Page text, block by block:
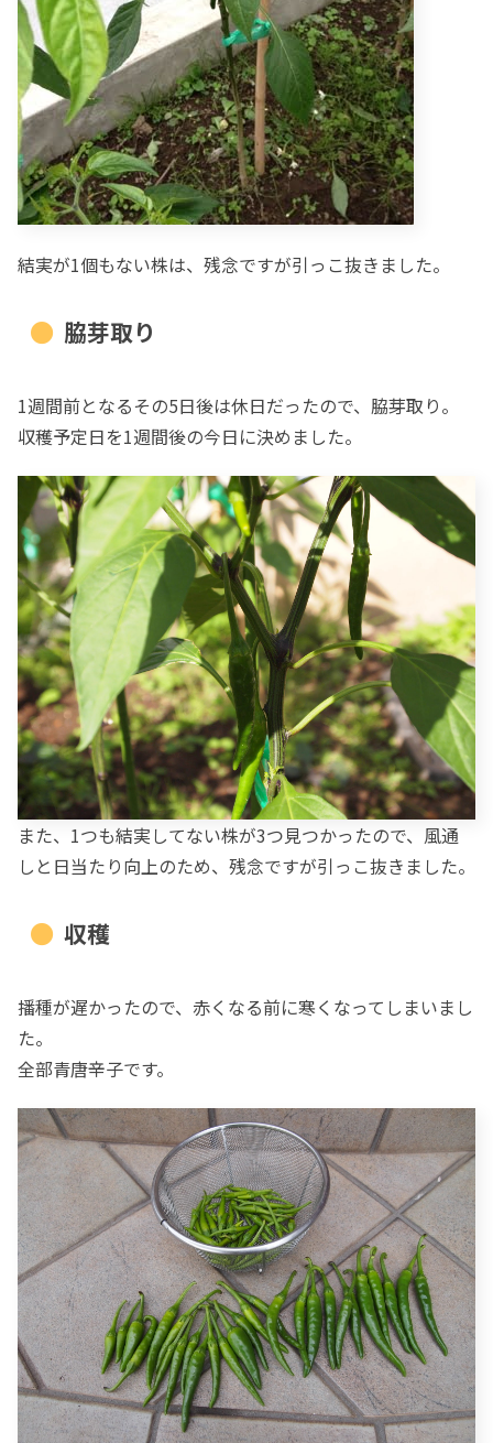
結実が1個もない株は、残念ですが引っこ抜きました。
脇芽取り
1週間前となるその5日後は休日だったので、脇芽取り。
収穫予定日を1週間後の今日に決めました。
また、1つも結実してない株が3つ見つかったので、風通
しと日当たり向上のため、残念ですが引っこ抜きました。
収穫
播種が遅かったので、赤くなる前に寒くなってしまいまし
た。
全部青唐辛子です。